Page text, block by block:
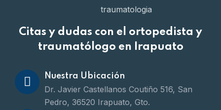
Citas y dudas con el ortopedista y
traumatólogo en Irapuato
Nuestra Ubicación
Dr. Javier Castellanos Coutiño 516, San
Pedro, 36520 Irapuato, Gto.